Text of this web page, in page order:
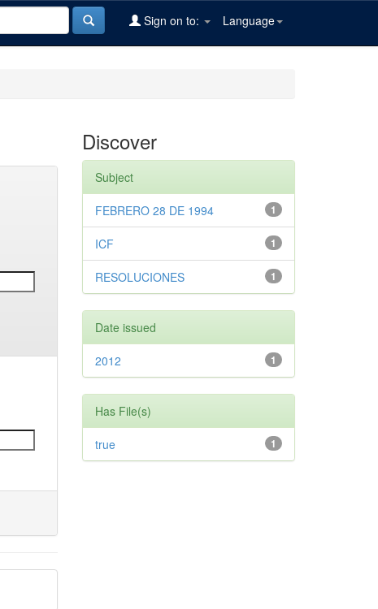
Language
Sign on to:
Discover
Subject
1
FEBRERO 28 DE 1994
1
ICF
1
RESOLUCIONES
Date issued
1
2012
Has File(s)
1
true